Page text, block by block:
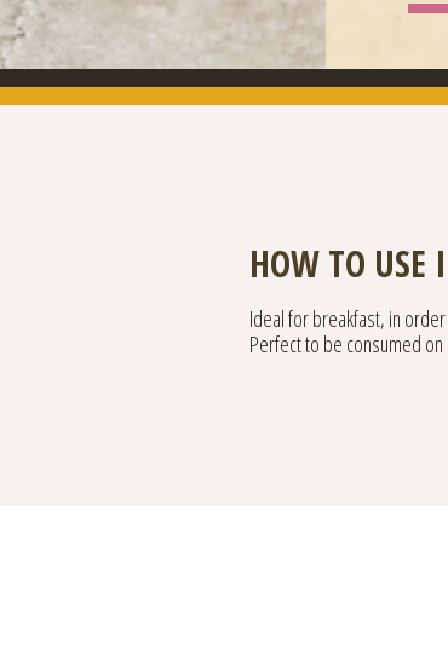
HOW TO USE
Ideal for breakfast, in
Perfect to be consumed